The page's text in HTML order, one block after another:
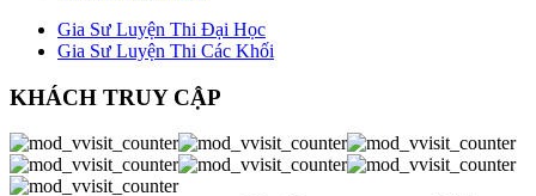
Gia Sư Luyện Thi Đại Học
Gia Sư Luyện Thi Các Khối
KHÁCH TRUY CẬP